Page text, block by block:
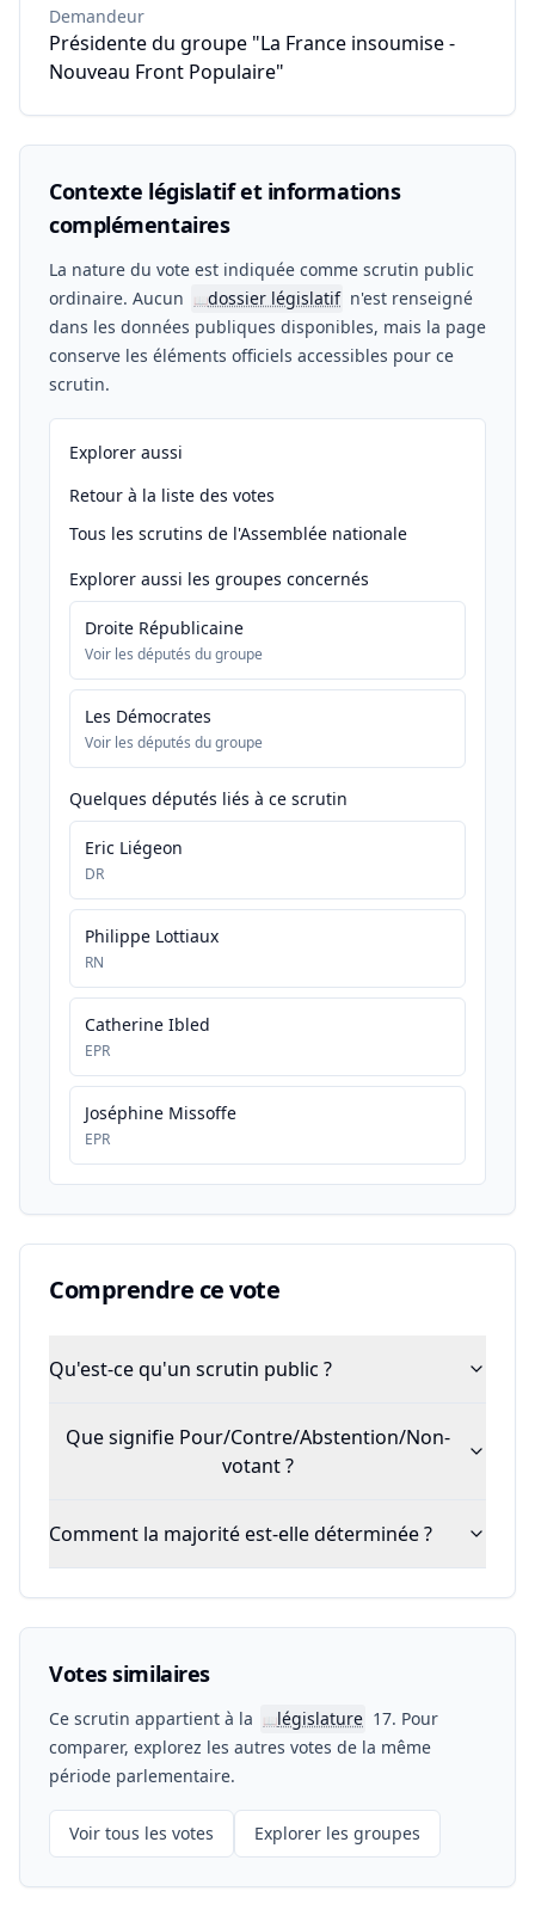
Demandeur
Présidente du groupe "La France insoumise -
Nouveau Front Populaire"
Contexte législatif et informations
complémentaires
La nature du vote est indiquée comme scrutin public
ordinaire. Aucun
📖dossier législatif n'est renseigné
dans les données publiques disponibles, mais la page
conserve les éléments officiels accessibles pour ce
scrutin.
Explorer aussi
Retour à la liste des votes
Tous les scrutins de l'Assemblée nationale
Explorer aussi les groupes concernés
Droite Républicaine
Voir les députés du groupe
Les Démocrates
Voir les députés du groupe
Quelques députés liés à ce scrutin
Eric Liégeon
DR
Philippe Lottiaux
RN
Catherine Ibled
EPR
Joséphine Missoffe
EPR
Comprendre ce vote
Qu'est-ce qu'un scrutin public ?
Que signifie Pour/Contre/Abstention/Non-
votant ?
Comment la majorité est-elle déterminée ?
Votes similaires
Ce scrutin appartient à la 📖législature 17. Pour
comparer, explorez les autres votes de la même
période parlementaire.
Voir tous les votes Explorer les groupes